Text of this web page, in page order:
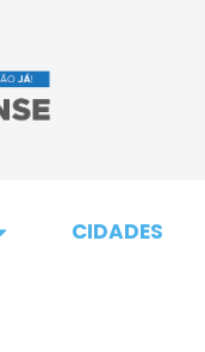
CIDADES